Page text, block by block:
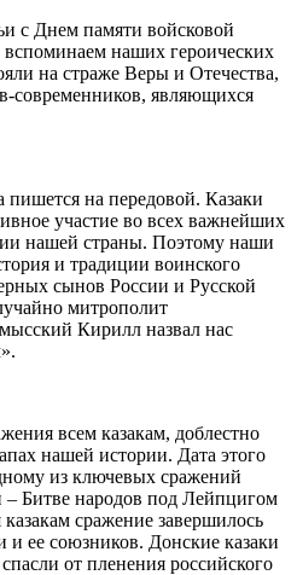
с Днем памяти войсковой
наших героических
на страже Веры и Отечества,
современников, являющихся
пишется на передовой. Казаки
участие во всех важнейших
нашей страны. Поэтому наши
и традиции воинского
сынов России и Русской
митрополит
Кирилл назвал нас
всем казакам, доблестно
нашей истории. Дата этого
из ключевых сражений
– Битве народов под Лейпцигом
казакам сражение завершилось
ее союзников. Донские казаки
от пленения российского